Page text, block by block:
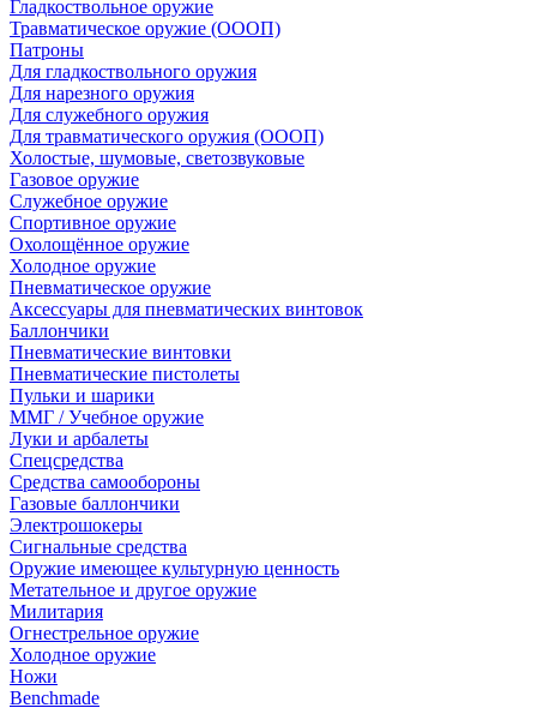
Гладкоствольное оружие
Травматическое оружие (ОООП)
Патроны
Для гладкоствольного оружия
Для нарезного оружия
Для служебного оружия
Для травматического оружия (ОООП)
Холостые, шумовые, светозвуковые
Газовое оружие
Служебное оружие
Спортивное оружие
Охолощённое оружие
Холодное оружие
Пневматическое оружие
Аксессуары для пневматических винтовок
Баллончики
Пневматические винтовки
Пневматические пистолеты
Пульки и шарики
ММГ / Учебное оружие
Луки и арбалеты
Спецсредства
Средства самообороны
Газовые баллончики
Электрошокеры
Сигнальные средства
Оружие имеющее культурную ценность
Метательное и другое оружие
Милитария
Огнестрельное оружие
Холодное оружие
Ножи
Benchmade